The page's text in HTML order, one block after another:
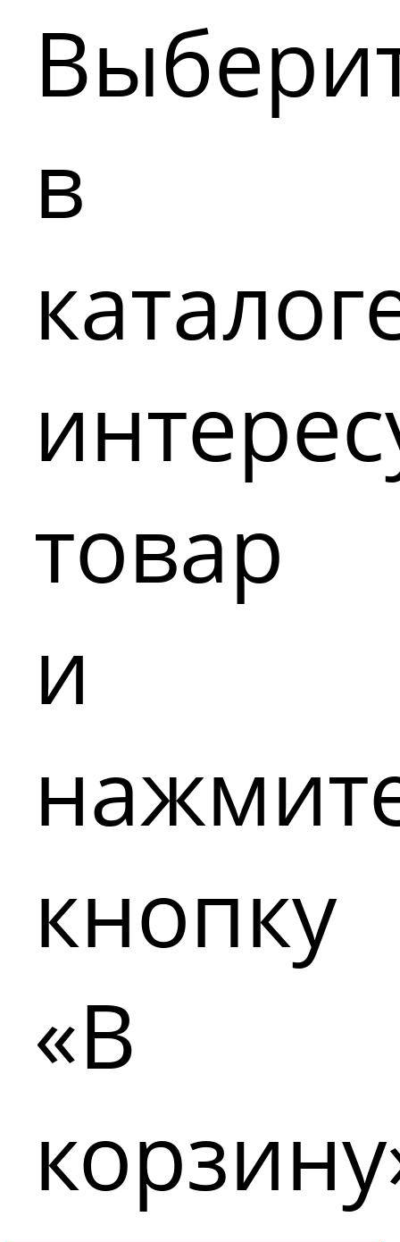
в
товар
и
кнопку
«В